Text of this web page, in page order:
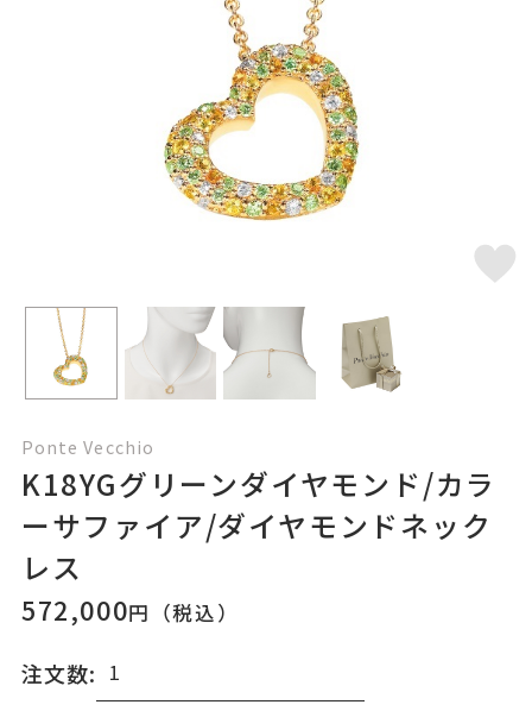
Ponte Vecchio
K18YGグリーンダイヤモンド/カラ
ーサファイア/ダイヤモンドネック
レス
572,000円（税込）
注文数: